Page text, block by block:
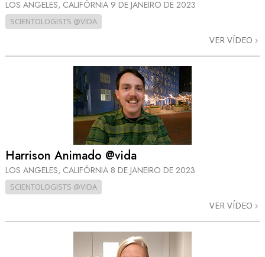
LOS ANGELES, CALIFÓRNIA 9 DE JANEIRO DE 2023
SCIENTOLOGISTS @VIDA
VER VÍDEO
Harrison Animado @vida
LOS ANGELES, CALIFÓRNIA 8 DE JANEIRO DE 2023
SCIENTOLOGISTS @VIDA
VER VÍDEO